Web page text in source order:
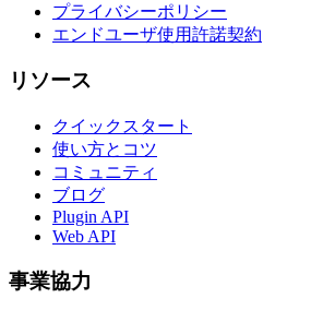
プライバシーポリシー
エンドユーザ使用許諾契約
リソース
クイックスタート
使い方とコツ
コミュニティ
ブログ
Plugin API
Web API
事業協力